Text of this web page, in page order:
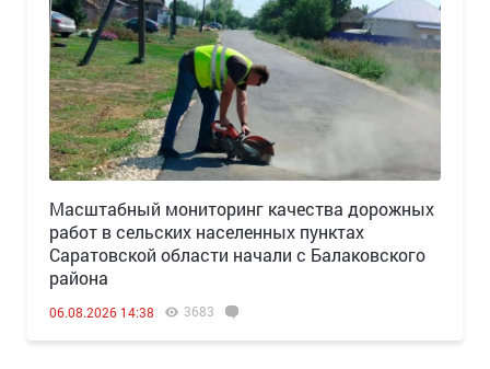
Масштабный мониторинг качества дорожных
работ в сельских населенных пунктах
Саратовской области начали с Балаковского
района
06.08.2026 14:38 3683